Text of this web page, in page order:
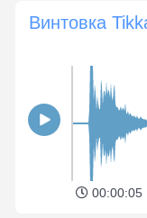
00:00:05